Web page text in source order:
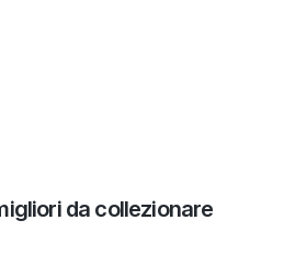
da collezionare